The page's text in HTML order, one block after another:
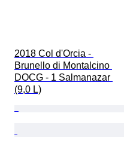
2018 Col d'Orcia -
Brunello di Montalcino
DOCG - 1 Salmanazar
(9,0 L)